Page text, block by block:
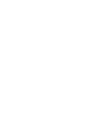
стоимость,
широкий
из категории